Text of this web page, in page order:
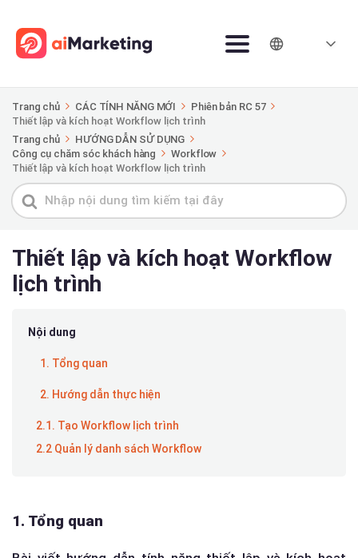
Trang chủ CÁC TÍNH NĂNG MỚI
Phiên bản RC 57
Thiết lập và kích hoạt Workflow lịch trình
Trang chủ
HƯỚNG DẪN SỬ DỤNG
Công cụ chăm sóc khách hàng
Workflow
Thiết lập và kích hoạt Workflow lịch trình
Tìm
kiếm
Thiết lập và kích hoạt Workflow
lịch trình
Nội dung
1. Tổng quan
2. Hướng dẫn thực hiện
2.1. Tạo Workflow lịch trình
2.2 Quản lý danh sách Workflow
1. Tổng quan